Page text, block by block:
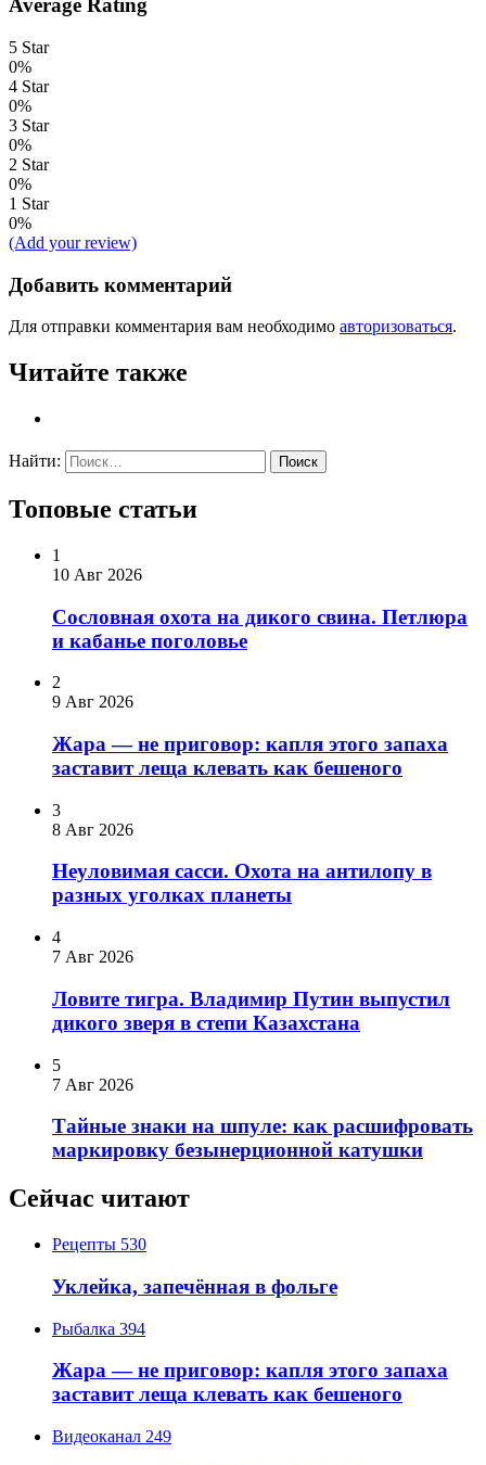
Average Rating
5 Star
0%
4 Star
0%
3 Star
0%
2 Star
0%
1 Star
0%
(Add your review)
Добавить комментарий
Для отправки комментария вам необходимо авторизоваться.
Читайте также
Найти:
Топовые статьи
1
10 Авг 2026
Сословная охота на дикого свина. Петлюра
и кабанье поголовье
2
9 Авг 2026
Жара — не приговор: капля этого запаха
заставит леща клевать как бешеного
3
8 Авг 2026
Неуловимая сасси. Охота на антилопу в
разных уголках планеты
4
7 Авг 2026
Ловите тигра. Владимир Путин выпустил
дикого зверя в степи Казахстана
5
7 Авг 2026
Тайные знаки на шпуле: как расшифровать
маркировку безынерционной катушки
Сейчас читают
Рецепты 530
Уклейка, запечённая в фольге
Рыбалка 394
Жара — не приговор: капля этого запаха
заставит леща клевать как бешеного
Видеоканал 249